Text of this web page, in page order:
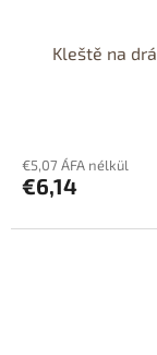
Kleště na
€5,07 ÁFA nélkül
€6,14